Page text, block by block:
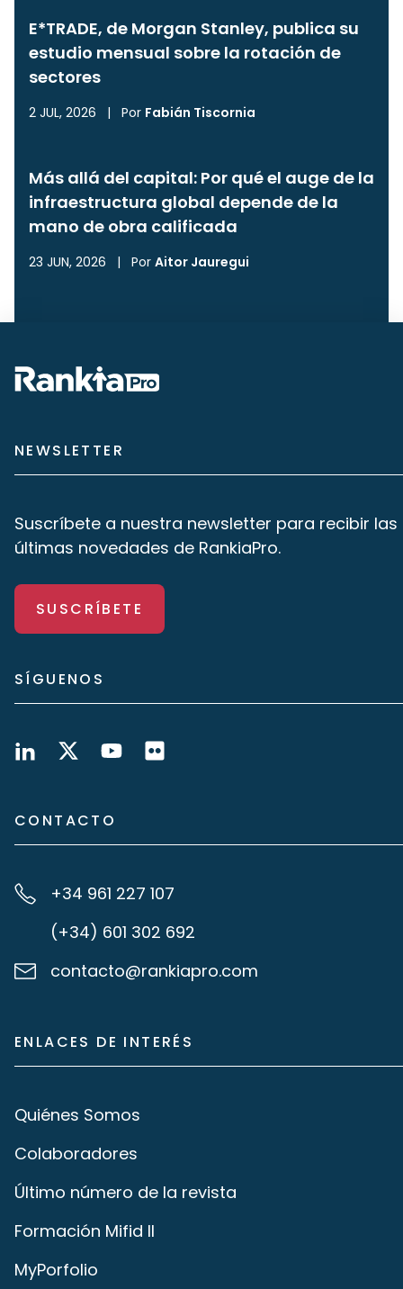
E*TRADE, de Morgan Stanley, publica su
estudio mensual sobre la rotación de
sectores
2 JUL, 2026 | Por Fabián Tiscornia
Más allá del capital: Por qué el auge de la
infraestructura global depende de la
mano de obra calificada
23 JUN, 2026 | Por Aitor Jauregui
NEWSLETTER
Suscríbete a nuestra newsletter para recibir las
últimas novedades de RankiaPro.
SUSCRÍBETE
SÍGUENOS
CONTACTO
+34 961 227 107
(+34) 601 302 692
contacto@rankiapro.com
ENLACES DE INTERÉS
Quiénes Somos
Colaboradores
Último número de la revista
Formación Mifid II
MyPorfolio